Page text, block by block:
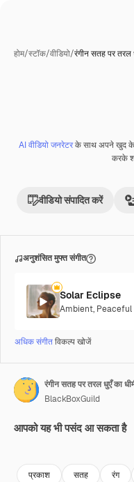
होम/स्टॉक/वीडियो/रंगीन सतह पर तरल
Premium
AI वीडियो जनरेटरके साथ अपने खुद के
करके
वीडियो संपादित करें
अनुशंसित मुफ्त संगीत
Solar Eclipse
Ambient, Peaceful
अधिक संगीतविकल्प खोजें
रंगीन सतह पर तरल धुएँ का
BlackBoxGuild
आपको यह भी पसंद आ सकता है
प्रकाश सतह रंग